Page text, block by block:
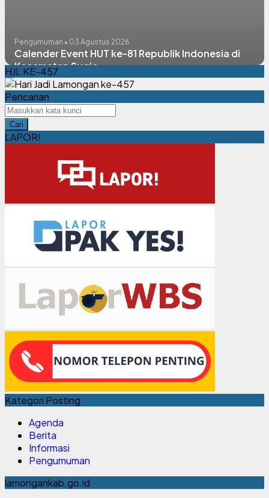
Pengumuman • 03 Agustus 2026
Calender Event HUT ke-81 Republik Indonesia di
Kecamatan Sugio
HJL KE-457
Pencarian
Cari
LAPOR!
Kategori Posting
Agenda
Berita
Informasi
Pengumuman
lamongankab.go.id